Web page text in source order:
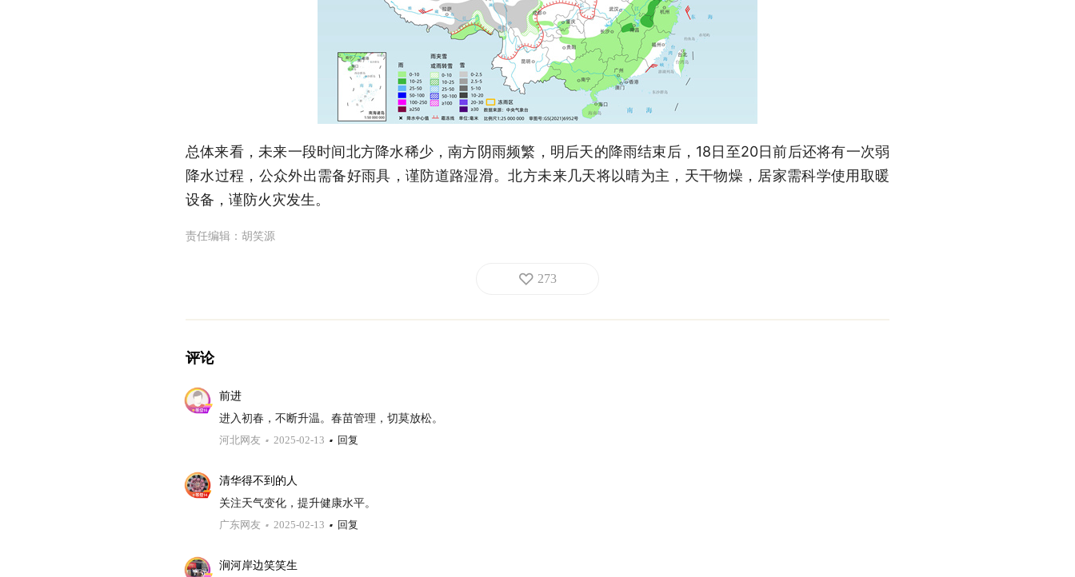
总体来看，未来一段时间北方降水稀少，南方阴雨频繁，明后天的降雨结束后，18日至20日前后还将有一次弱
降水过程，公众外出需备好雨具，谨防道路湿滑。北方未来几天将以晴为主，天干物燥，居家需科学使用取暖
设备，谨防火灾发生。
责任编辑： 胡笑源
273
评论
前进
进入初春，不断升温。春苗管理，切莫放松。
河北网友
2025-02-13 回复
清华得不到的人
关注天气变化，提升健康水平。
广东网友
2025-02-13 回复
涧河岸边笑笑生